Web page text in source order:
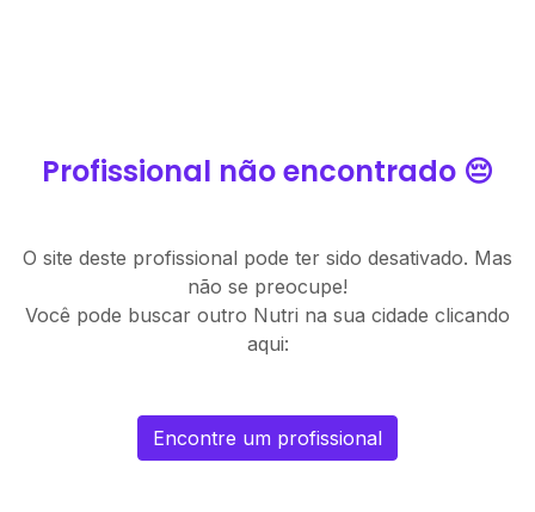
Profissional não encontrado 😔
O site deste profissional pode ter sido desativado. Mas
não se preocupe!
Você pode buscar outro Nutri na sua cidade clicando
aqui:
Encontre um profissional